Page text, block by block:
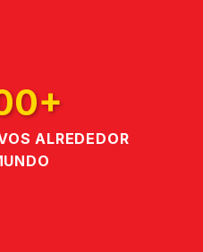
ALREDEDOR